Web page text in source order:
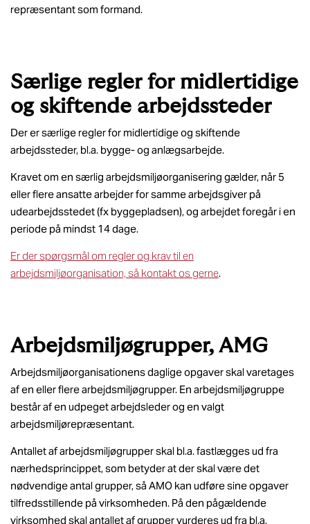
repræsentant som formand.
Særlige regler for midlertidige
og skiftende arbejdssteder
Der er særlige regler for midlertidige og skiftende
arbejdssteder, bl.a. bygge- og anlægsarbejde.
Kravet om en særlig arbejdsmiljøorganisering gælder, når 5
eller flere ansatte arbejder for samme arbejdsgiver på
udearbejdsstedet (fx byggepladsen), og arbejdet foregår i en
periode på mindst 14 dage.
Er der spørgsmål om regler og krav til en
arbejdsmiljøorganisation, så kontakt os gerne.
Arbejdsmiljøgrupper, AMG
Arbejdsmiljøorganisationens daglige opgaver skal varetages
af en eller flere arbejdsmiljøgrupper. En arbejdsmiljøgruppe
består af en udpeget arbejdsleder og en valgt
arbejdsmiljørepræsentant.
Antallet af arbejdsmiljøgrupper skal bl.a. fastlægges ud fra
nærhedsprincippet, som betyder at der skal være det
nødvendige antal grupper, så AMO kan udføre sine opgaver
tilfredsstillende på virksomheden. På den pågældende
virksomhed skal antallet af grupper vurderes ud fra bl.a.